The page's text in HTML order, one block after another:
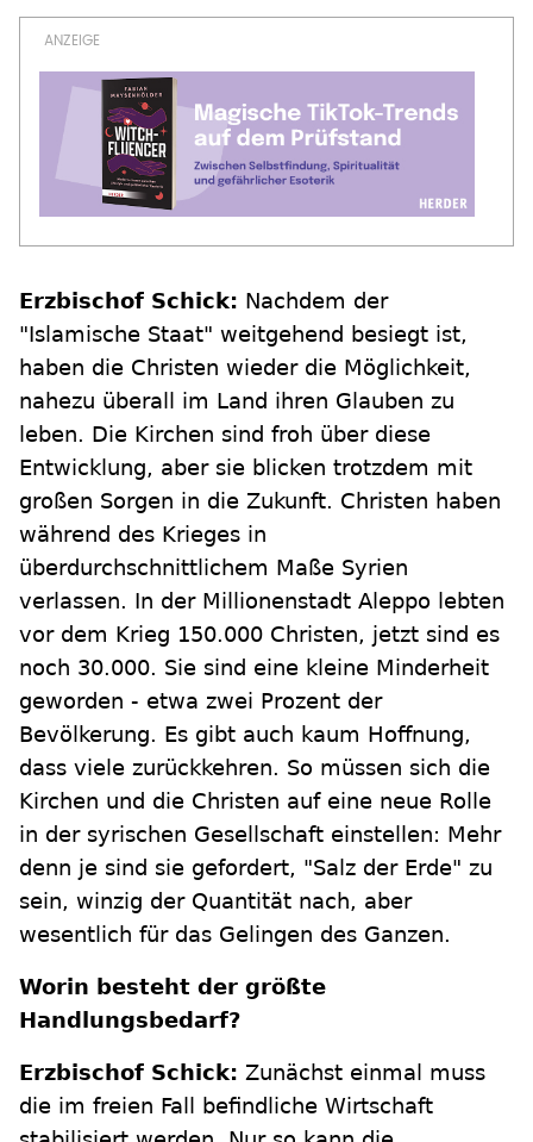
Erzbischof Schick: Nachdem der
"Islamische Staat" weitgehend besiegt ist,
haben die Christen wieder die Möglichkeit,
nahezu überall im Land ihren Glauben zu
leben. Die Kirchen sind froh über diese
Entwicklung, aber sie blicken trotzdem mit
großen Sorgen in die Zukunft. Christen haben
während des Krieges in
überdurchschnittlichem Maße Syrien
verlassen. In der Millionenstadt Aleppo lebten
vor dem Krieg 150.000 Christen, jetzt sind es
noch 30.000. Sie sind eine kleine Minderheit
geworden - etwa zwei Prozent der
Bevölkerung. Es gibt auch kaum Hoffnung,
dass viele zurückkehren. So müssen sich die
Kirchen und die Christen auf eine neue Rolle
in der syrischen Gesellschaft einstellen: Mehr
denn je sind sie gefordert, "Salz der Erde" zu
sein, winzig der Quantität nach, aber
wesentlich für das Gelingen des Ganzen.
Worin besteht der größte
Handlungsbedarf?
Erzbischof Schick: Zunächst einmal muss
die im freien Fall befindliche Wirtschaft